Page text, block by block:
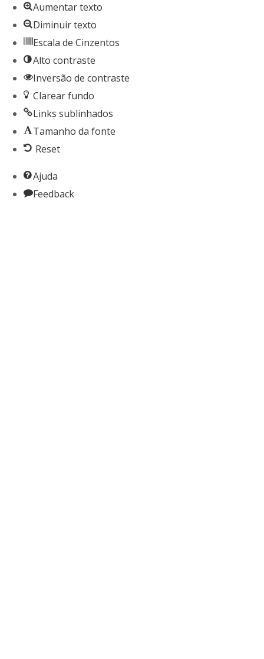
Aumentar texto
Diminuir texto
Escala de Cinzentos
Alto contraste
Inversão de contraste
Clarear fundo
Links sublinhados
Tamanho da fonte
Reset
Ajuda
Feedback